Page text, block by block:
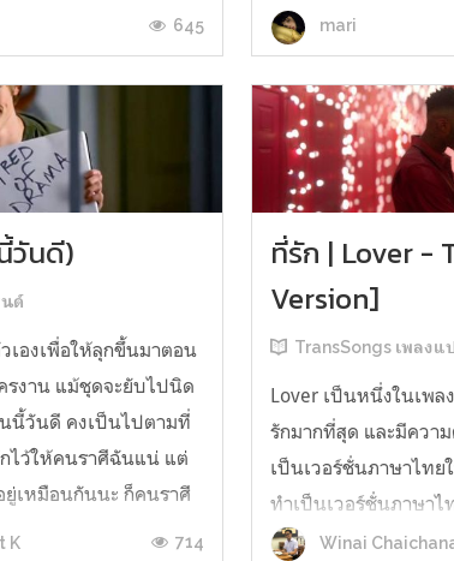
645
spend forever
enchanted to meet
mari
วันดี)
นด์
เองเพื่อให้ลุกขึ้นมาตอน
รงาน แม้ชุดจะยับไปนิด
นนี้วันดี คงเป็นไปตามที่
ไว้ให้คนราศีฉันแน่ แต่
เหมือนกันนะ ก็คนราศี
ทุกคนจะมีโชคลาภ
K 714
ที่รัก | Lover -
Version]
TransSongs เพลงแ
Lover เป็นหนึ่งในเพล
รักมากที่สุด และมีควา
เป็นเวอร์ชั่นภาษาไท
ทำเป็นเวอร์ชั่นภาษาไ
เบื้องหลังสำคัญของคว
Winai